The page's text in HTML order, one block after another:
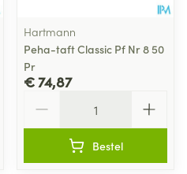
Hartmann
Peha-taft Classic Pf Nr 8 50
Pr
€ 74,87
Bestel